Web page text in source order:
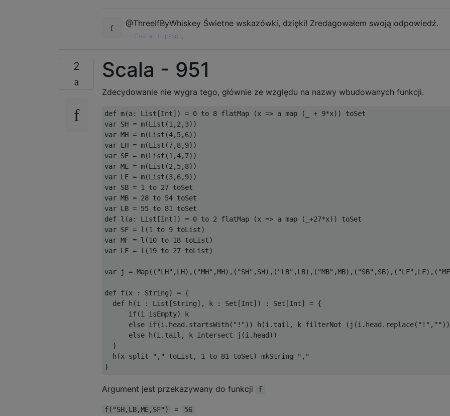
@ThreeIfByWhiskey Świetne wskazówki, dzięki! Zredagowałem swoją odpowiedź.
Cristian Lupascu,
2 Scala - 951
Zdecydowanie nie wygra tego, głównie ze względu na nazwy wbudowanych funkcji.
def m(a: List[Int]) = 0 to 8 flatMap (x => a map (_ + 9*x)) toSet
var SH = m(List(1,2,3))
var MH = m(List(4,5,6))
var LH = m(List(7,8,9))
var SE = m(List(1,4,7))
var ME = m(List(2,5,8))
var LE = m(List(3,6,9))
var SB = 1 to 27 toSet
var MB = 28 to 54 toSet
var LB = 55 to 81 toSet
def l(a: List[Int]) = 0 to 2 flatMap (x => a map (_+27*x)) toSet
var SF = l(1 to 9 toList)
var MF = l(10 to 18 toList)
var LF = l(19 to 27 toList)
var j =
def f(x : String) = {
  def h(i : List[String], k : Set[Int]) : Set[Int] = {
      if(i isEmpty) k
else if(i.head.startsWith("!")) h(i.tail, k filterNot (j(i.head.replace("!",""))
      else h(i.tail, k intersect j(i.head))
  }
  h(x split "," toList, 1 to 81 toSet) mkString ","
Argument jest przekazywany do funkcji f
f("SH,LB,ME,SF") = 56